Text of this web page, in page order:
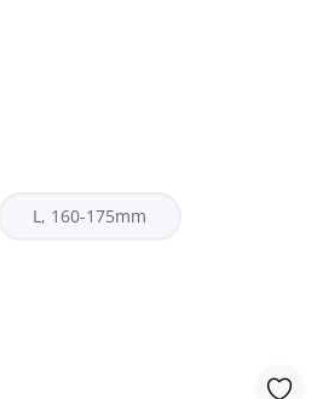
L, 160-175mm